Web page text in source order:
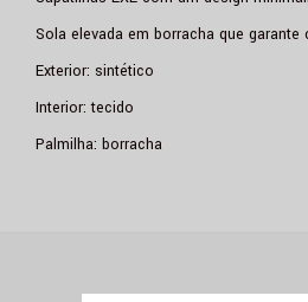
Sola elevada em borracha que
Exterior: sintético
Interior: tecido
Palmilha: borracha